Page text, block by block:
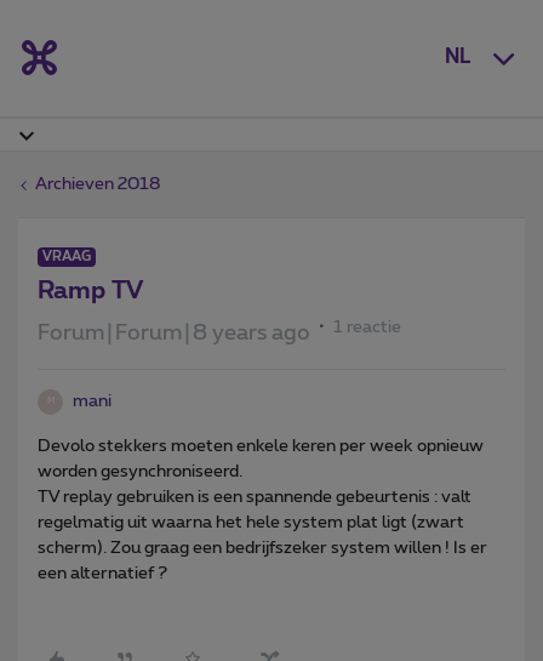
NL
Archieven 2018
VRAAG
Ramp TV
Forum|Forum|8 years ago 1 reactie
mani
Devolo stekkers moeten enkele keren per week opnieuw
worden gesynchroniseerd.
TV replay gebruiken is een spannende gebeurtenis : valt
regelmatig uit waarna het hele system plat ligt (zwart
scherm). Zou graag een bedrijfszeker system willen ! Is er
een alternatief ?